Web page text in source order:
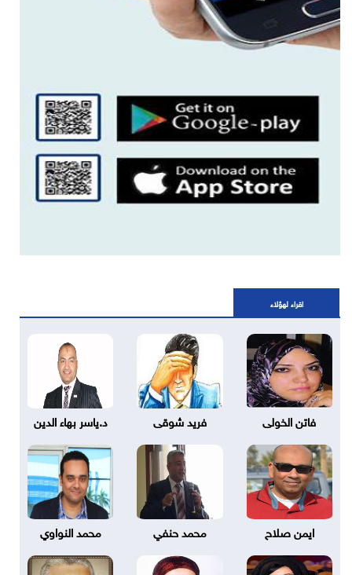
اقراء لهؤلاء
فاتن الخولى فريد شوقى د.ياسر بهاء الدين
ايمن صلاح محمد حنفي محمد النواوي